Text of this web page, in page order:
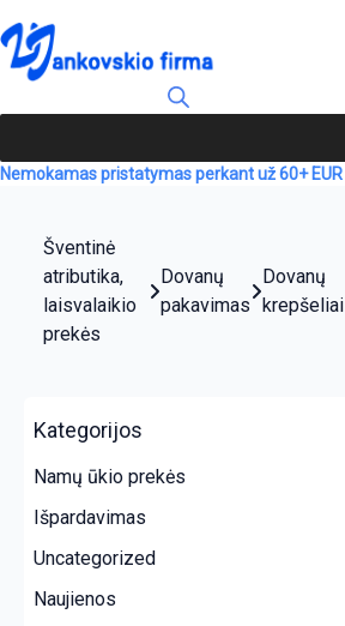
Nemokamas pristatymas perkant už 60+ EUR
Šventinė
atributika,
laisvalaikio
prekės
Dovanų
pakavimas
Dovanų
krepšeliai
Kategorijos
Namų ūkio prekės
Išpardavimas
Uncategorized
Naujienos